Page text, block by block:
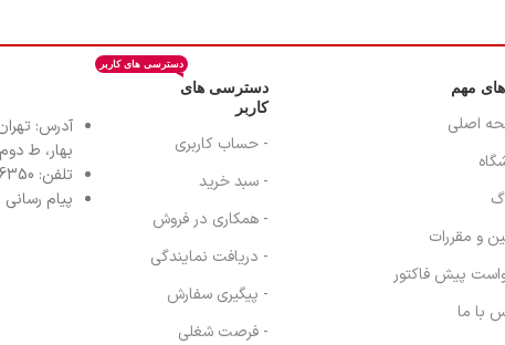
مهم
اصلی
و مقررات
پیش فاکتور
با ما
دسترسی های
کاربر
دسترسی های کاربر
- حساب کاربری
- سبد خرید
- همکاری در فروش
- دریافت نمایندگی
- پیگیری سفارش
- فرصت شغلی
آدرس:
بهار، ط دوم
تلفن: 77616350-021- خط مستقیم: 91303098-021
پیام رسانی :